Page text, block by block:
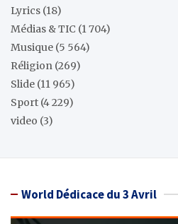
Lyrics (18)
Médias & TIC (1 704)
Musique (5 564)
Réligion (269)
Slide (11 965)
Sport (4 229)
video (3)
World Dédicace du 3 Avril